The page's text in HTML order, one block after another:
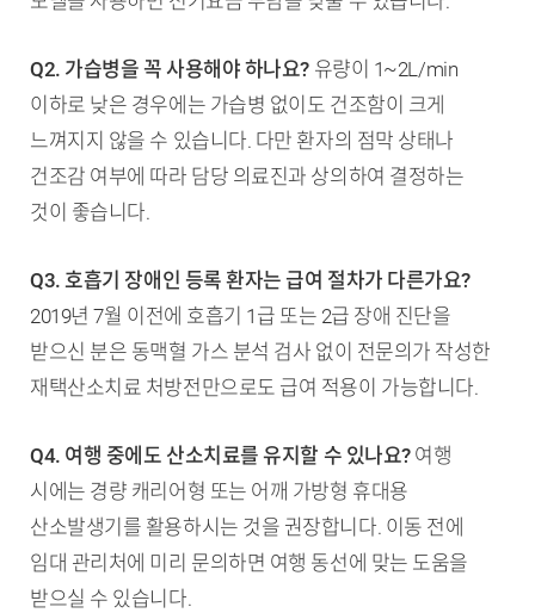
Q2. 가습병을 꼭 사용해야 하나요? 유량이 1~2L/min
이하로 낮은 경우에는 가습병 없이도 건조함이 크게
느껴지지 않을 수 있습니다. 다만 환자의 점막 상태나
건조감 여부에 따라 담당 의료진과 상의하여 결정하는
것이 좋습니다.
Q3. 호흡기 장애인 등록 환자는 급여 절차가 다른가요?
2019년 7월 이전에 호흡기 1급 또는 2급 장애 진단을
받으신 분은 동맥혈 가스 분석 검사 없이 전문의가 작성한
재택산소치료 처방전만으로도 급여 적용이 가능합니다.
Q4. 여행 중에도 산소치료를 유지할 수 있나요?여행
시에는 경량 캐리어형 또는 어깨 가방형 휴대용
산소발생기를 활용하시는 것을 권장합니다. 이동 전에
임대 관리처에 미리 문의하면 여행 동선에 맞는 도움을
받으실 수 있습니다.